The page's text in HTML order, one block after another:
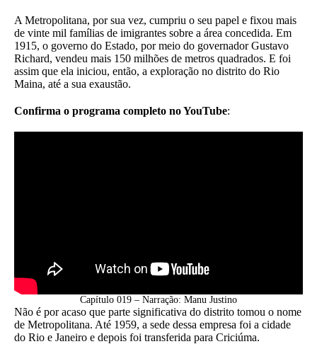
A Metropolitana, por sua vez, cumpriu o seu papel e fixou mais
de vinte mil famílias de imigrantes sobre a área concedida. Em
1915, o governo do Estado, por meio do governador Gustavo
Richard, vendeu mais 150 milhões de metros quadrados. E foi
assim que ela iniciou, então, a exploração no distrito do Rio
Maina, até a sua exaustão.
Confirma o programa completo no YouTube:
Capítulo 019 – Narração: Manu Justino
Não é por acaso que parte significativa do distrito tomou o nome
de Metropolitana. Até 1959, a sede dessa empresa foi a cidade
do Rio e Janeiro e depois foi transferida para Criciúma.